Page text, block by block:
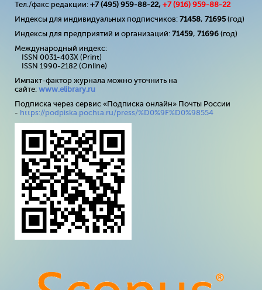
Тел./факс редакции: +7 (495) 959-88-22, +7 (916) 959-88-22
Индексы для индивидуальных подписчиков: 71458, 71695(год)
Индексы для предприятий и организаций: 71459, 71696 (год)
Международный индекс:
ISSN 0031-403X (Print)
ISSN 1990-2182 (Online)
Импакт-фактор журнала можно уточнить на
сайте: www.elibrary.ru
Подписка через сервис «Подписка онлайн» Почты России
- https://podpiska.pochta.ru/press/%D0%9F%D0%98554